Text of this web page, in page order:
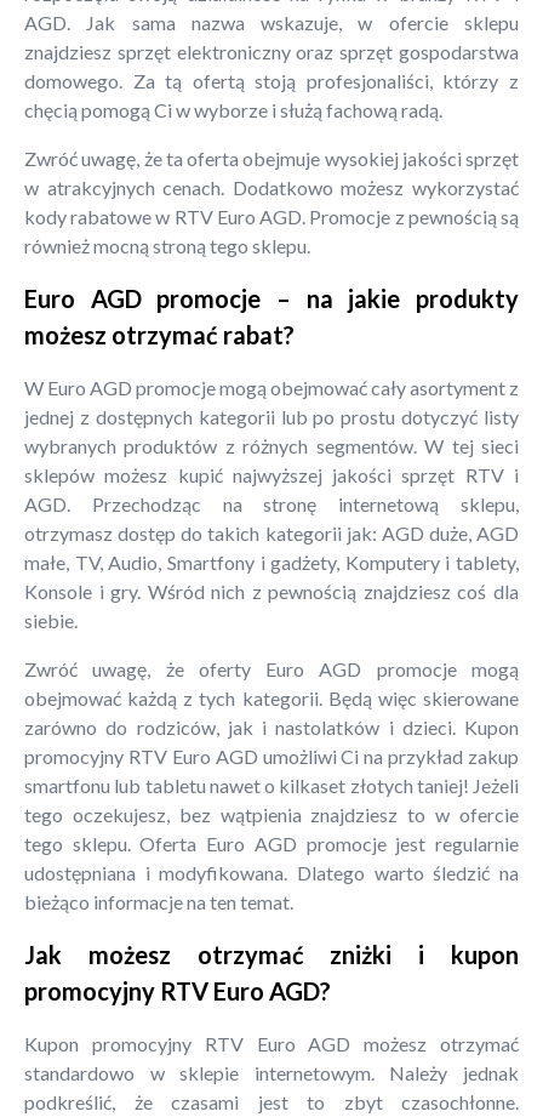
AGD. Jak sama nazwa wskazuje, w ofercie sklepu
znajdziesz sprzęt elektroniczny oraz sprzęt gospodarstwa
domowego. Za tą ofertą stoją profesjonaliści, którzy z
chęcią pomogą Ci w wyborze i służą fachową radą.
Zwróć uwagę, że ta oferta obejmuje wysokiej jakości sprzęt
w atrakcyjnych cenach. Dodatkowo możesz wykorzystać
kody rabatowe w RTV Euro AGD. Promocje z pewnością są
również mocną stroną tego sklepu.
Euro AGD promocje – na jakie produkty
możesz otrzymać rabat?
W Euro AGD promocje mogą obejmować cały asortyment z
jednej z dostępnych kategorii lub po prostu dotyczyć listy
wybranych produktów z różnych segmentów. W tej sieci
sklepów możesz kupić najwyższej jakości sprzęt RTV i
AGD. Przechodząc na stronę internetową sklepu,
otrzymasz dostęp do takich kategorii jak: AGD duże, AGD
małe, TV, Audio, Smartfony i gadżety, Komputery i tablety,
Konsole i gry. Wśród nich z pewnością znajdziesz coś dla
siebie.
Zwróć uwagę, że oferty Euro AGD promocje mogą
obejmować każdą z tych kategorii. Będą więc skierowane
zarówno do rodziców, jak i nastolatków i dzieci. Kupon
promocyjny RTV Euro AGD umożliwi Ci na przykład zakup
smartfonu lub tabletu nawet o kilkaset złotych taniej! Jeżeli
tego oczekujesz, bez wątpienia znajdziesz to w ofercie
tego sklepu. Oferta Euro AGD promocje jest regularnie
udostępniana i modyfikowana. Dlatego warto śledzić na
bieżąco informacje na ten temat.
Jak możesz otrzymać zniżki i kupon
promocyjny RTV Euro AGD?
Kupon promocyjny RTV Euro AGD możesz otrzymać
standardowo w sklepie internetowym. Należy jednak
podkreślić, że czasami jest to zbyt czasochłonne.